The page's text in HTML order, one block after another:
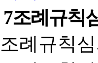
7조례규칙
조례규칙